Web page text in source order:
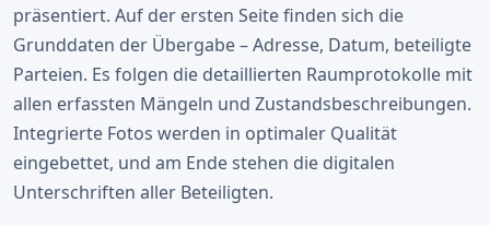
präsentiert. Auf der ersten Seite finden sich die
Grunddaten der Übergabe – Adresse, Datum, beteiligte
Parteien. Es folgen die detaillierten Raumprotokolle mit
allen erfassten Mängeln und Zustandsbeschreibungen.
Integrierte Fotos werden in optimaler Qualität
eingebettet, und am Ende stehen die digitalen
Unterschriften aller Beteiligten.